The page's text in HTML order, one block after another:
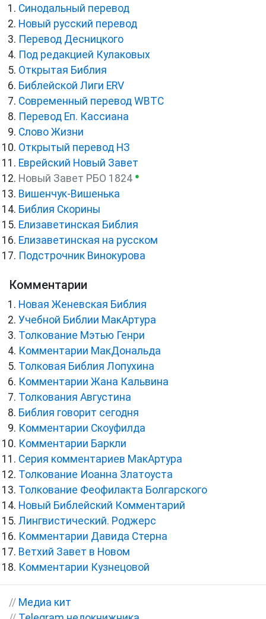
Синодальный перевод
Новый русский перевод
Перевод Десницкого
Под редакцией Кулаковых
Открытая Библия
Библейской Лиги ERV
Cовременный перевод WBTC
Перевод Еп. Кассиана
Слово Жизни
Открытый перевод НЗ
Еврейский Новый Завет
Новый Завет РБО 1824 ●
Вишенчук-Вишенька
Библия Скорины
Елизаветинская Библия
Елизаветинская на русском
Подстрочник Винокурова
Комментарии
Новая Женевская Библия
Учебной Библии МакАртура
Толкование Мэтью Генри
Комментарии МакДональда
Толковая Библия Лопухина
Комментарии Жана Кальвина
Толкования Августина
Библия говорит сегодня
Комментарии Скоуфилда
Комментарии Баркли
Серия комментариев МакАртура
Толкование Иоанна Златоуста
Толкование Феофилакта Болгарского
Новый Библейский Комментарий
Лингвистический. Роджерс
Комментарии Давида Стерна
Ветхий Завет в Новом
Комментарии Кузнецовой
// Медиа кит